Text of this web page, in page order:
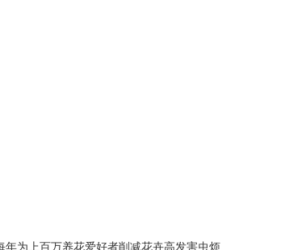
为上百万养花爱好者削减花卉高发害虫烦